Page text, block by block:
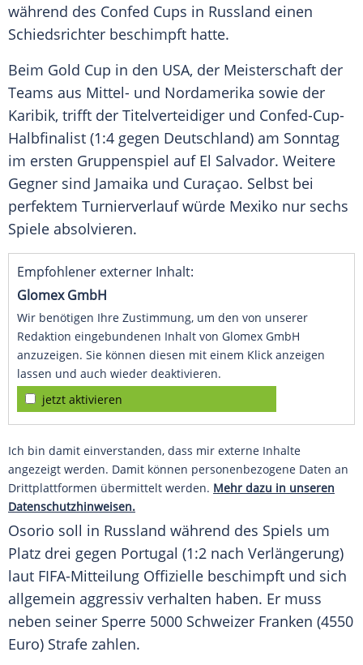
während des Confed Cups in Russland einen
Schiedsrichter beschimpft hatte.
Beim Gold Cup in den USA, der Meisterschaft der
Teams aus Mittel- und Nordamerika sowie der
Karibik, trifft der Titelverteidiger und Confed-Cup-
Halbfinalist (1:4 gegen Deutschland) am Sonntag
im ersten Gruppenspiel auf El Salvador. Weitere
Gegner sind Jamaika und Curaçao. Selbst bei
perfektem Turnierverlauf würde Mexiko nur sechs
Spiele absolvieren.
Empfohlener externer Inhalt:
Glomex GmbH
Wir benötigen Ihre Zustimmung, um den von unserer
Redaktion eingebundenen Inhalt von Glomex GmbH
anzuzeigen. Sie können diesen mit einem Klick anzeigen
lassen und auch wieder deaktivieren.
jetzt aktivieren
Ich bin damit einverstanden, dass mir externe Inhalte
angezeigt werden. Damit können personenbezogene Daten an
Drittplattformen übermittelt werden. Mehr dazu in unseren
Datenschutzhinweisen.
Osorio soll in Russland während des Spiels um
Platz drei gegen Portugal (1:2 nach Verlängerung)
laut FIFA-Mitteilung Offizielle beschimpft und sich
allgemein aggressiv verhalten haben. Er muss
neben seiner Sperre 5000 Schweizer Franken (4550
Euro) Strafe zahlen.